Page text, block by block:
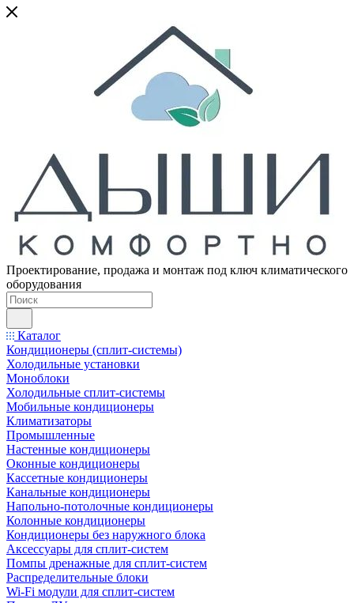
Проектирование, продажа и монтаж под ключ климатического
оборудования
Каталог
Кондиционеры (сплит-системы)
Холодильные установки
Моноблоки
Холодильные сплит-системы
Мобильные кондиционеры
Климатизаторы
Промышленные
Настенные кондиционеры
Оконные кондиционеры
Кассетные кондиционеры
Канальные кондиционеры
Напольно-потолочные кондиционеры
Колонные кондиционеры
Кондиционеры без наружного блока
Аксессуары для сплит-систем
Помпы дренажные для сплит-систем
Распределительные блоки
Wi-Fi модули для сплит-систем